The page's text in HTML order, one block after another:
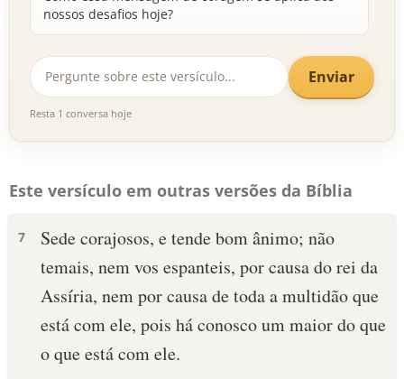
nossos desafios hoje?
Enviar
Resta 1 conversa hoje
Este versículo em outras versões da Bíblia
7
Sede corajosos, e tende bom ânimo; não
temais, nem vos espanteis, por causa do rei da
Assíria, nem por causa de toda a multidão que
está com ele, pois há conosco um maior do que
o que está com ele.